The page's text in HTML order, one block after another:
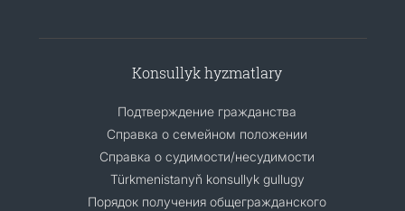
Konsullyk hyzmatlary
Подтверждение гражданства
Справка о семейном положении
Справка о судимости/несудимости
Türkmenistanyň konsullyk gullugy
Порядок получения общегражданского